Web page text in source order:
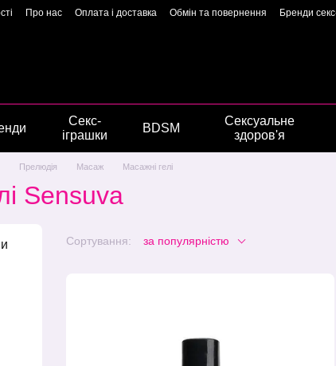
Про нас Оплата і доставка Обмін та повернення Бренди
Секс-
іграшки
BDSM
Сексуальне
здоров'я
Прелюдія Масаж Масажні гелі
Sensuva
Сортування: за популярністю